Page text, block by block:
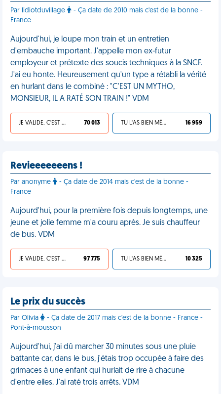
Par lidiotduvillage
- Ça date de 2010 mais c'est de la bonne -
France
Aujourd'hui, je loupe mon train et un entretien
d'embauche important. J'appelle mon ex-futur
employeur et prétexte des soucis techniques à la SNCF.
J'ai eu honte. Heureusement qu'un type a rétabli la vérité
en hurlant dans le combiné : "C'EST UN MYTHO,
MONSIEUR, IL A RATÉ SON TRAIN !" VDM
JE VALIDE, C'EST UNE VDM 70 013 TU L'AS BIEN MÉRITÉ 16 959
Revieeeeeeens !
Par anonyme
- Ça date de 2014 mais c'est de la bonne -
France
Aujourd'hui, pour la première fois depuis longtemps, une
jeune et jolie femme m'a couru après. Je suis chauffeur
de bus. VDM
JE VALIDE, C'EST UNE VDM 97 775 TU L'AS BIEN MÉRITÉ 10 325
Le prix du succès
Par Olivia
- Ça date de 2017 mais c'est de la bonne - France -
Pont-à-mousson
Aujourd'hui, j'ai dû marcher 30 minutes sous une pluie
battante car, dans le bus, j'étais trop occupée à faire des
grimaces à une enfant qui hurlait de rire à chacune
d'entre elles. J'ai raté trois arrêts. VDM